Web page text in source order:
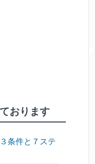
おります
条件と７ステ